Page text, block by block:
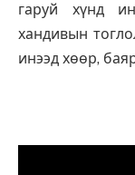
гаруй хүнд
хандивын
инээд хөөр,